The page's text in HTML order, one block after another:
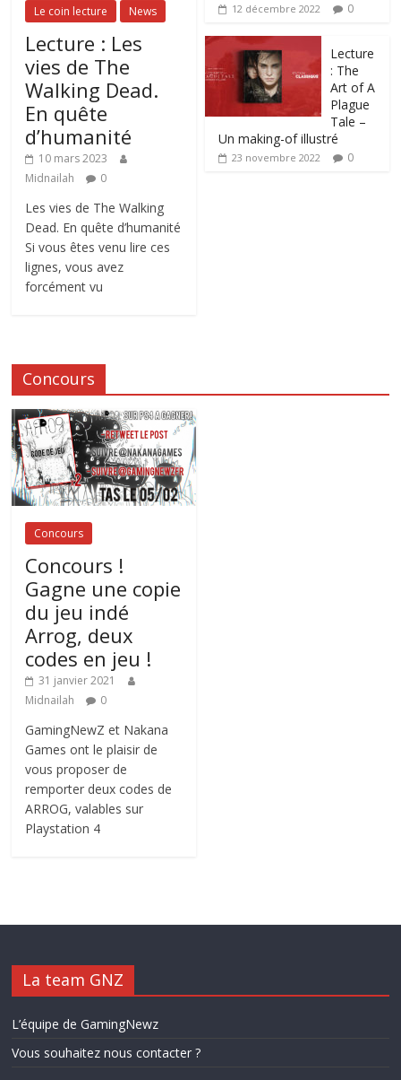
Le coin lecture News
Lecture : Les
vies de The
Walking Dead.
En quête
d’humanité
10 mars 2023
Midnailah
0
Les vies de The Walking
Dead. En quête d’humanité
Si vous êtes venu lire ces
lignes, vous avez
forcément vu
12 décembre 2022 0
Lecture
: The
Art of A
Plague
Tale –
Un making-of illustré
23 novembre 2022 0
Concours
Concours
Concours !
Gagne une copie
du jeu indé
Arrog, deux
codes en jeu !
31 janvier 2021
Midnailah
0
GamingNewZ et Nakana
Games ont le plaisir de
vous proposer de
remporter deux codes de
ARROG, valables sur
Playstation 4
La team GNZ
L’équipe de GamingNewz
Vous souhaitez nous contacter ?